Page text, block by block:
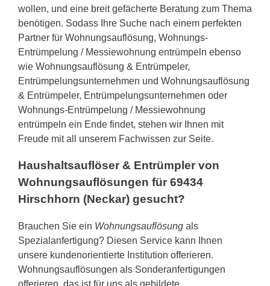
wollen, und eine breit gefächerte Beratung zum Thema
benötigen. Sodass Ihre Suche nach einem perfekten
Partner für Wohnungsauflösung, Wohnungs-
Entrümpelung / Messiewohnung entrümpeln ebenso
wie Wohnungsauflösung & Entrümpeler,
Entrümpelungsunternehmen und Wohnungsauflösung
& Entrümpeler, Entrümpelungsunternehmen oder
Wohnungs-Entrümpelung / Messiewohnung
entrümpeln ein Ende findet, stehen wir Ihnen mit
Freude mit all unserem Fachwissen zur Seite.
Haushaltsauflöser & Entrümpler von
Wohnungsauflösungen für 69434
Hirschhorn (Neckar) gesucht?
Brauchen Sie ein Wohnungsauflösung als
Spezialanfertigung? Diesen Service kann Ihnen
unsere kundenorientierte Institution offerieren.
Wohnungsauflösungen als Sonderanfertigungen
offerieren, das ist für uns als gebildete